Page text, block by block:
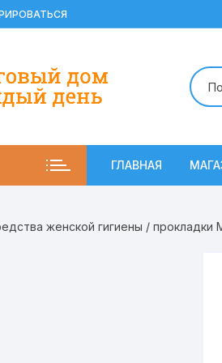
ГЛАВНАЯ
женской гигиены / прокладки